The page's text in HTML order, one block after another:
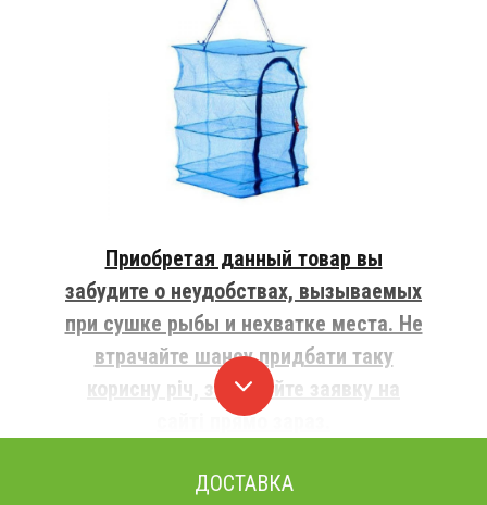
Приобретая данный товар вы
забудите о неудобствах, вызываемых
при сушке рыбы и нехватке места. Не
втрачайте шансу придбати таку
корисну річ, залишайте заявку на
сайті прямо зараз.
ДОСТАВКА